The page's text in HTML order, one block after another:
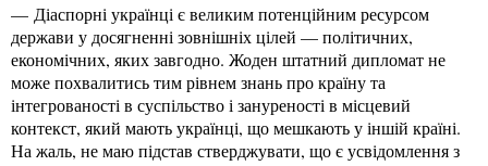
— Діаспорні українці є великим потенційним ресурсом
держави у досягненні зовнішніх цілей — політичних,
економічних, яких завгодно. Жоден штатний дипломат не
може похвалитись тим рівнем знань про країну та
інтегрованості в суспільство і зануреності в місцевий
контекст, який мають українці, що мешкають у іншій країні.
На жаль, не маю підстав стверджувати, що є усвідомлення з